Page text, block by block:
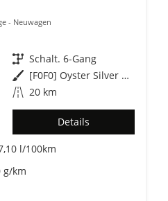
Neuwagen
Getriebe Schalt. 6-Gang
Außenfarbe
[F0F0] Oyster Silver Metallic
Kilometerstand 20 km
Details
l/100km
g/km